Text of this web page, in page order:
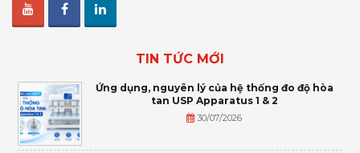
TIN TỨC MỚI
Ứng dụng, nguyên lý của hệ thống đo độ hòa
tan USP Apparatus 1 & 2
30/07/2026